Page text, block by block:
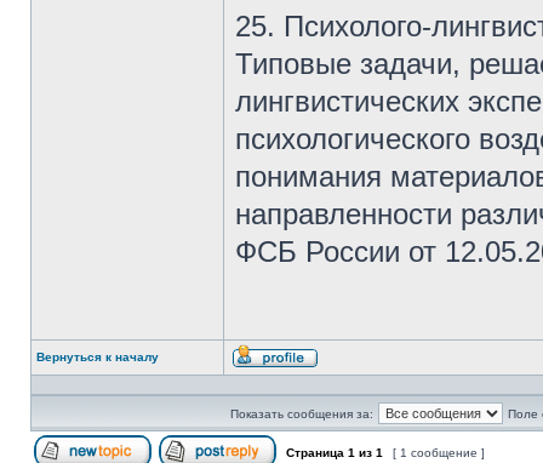
25. Психолого-
Типовые задачи,
лингвистических
психологического
понимания
направленности
ФСБ России от
Вернуться к началу
Профиль
Показать сообщения за: Поле
Страница 1 из 1 [ 1 сообщение ]